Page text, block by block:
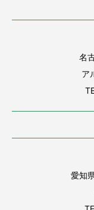
名
ア
愛知